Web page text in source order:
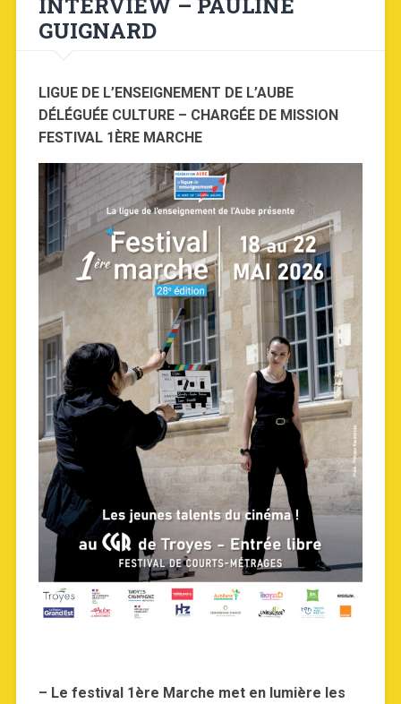
GUIGNARD
LIGUE DE L’ENSEIGNEMENT DE L’AUBE
DÉLÉGUÉE CULTURE – CHARGÉE DE MISSION
FESTIVAL 1ÈRE MARCHE
– Le festival 1ère Marche met en lumière les